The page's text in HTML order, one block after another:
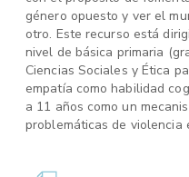
género opuesto y ver el
otro. Este recurso está
nivel de básica primaria
Ciencias Sociales y Ética
empatía como habilidad
a 11 años como un
problemáticas de violencia